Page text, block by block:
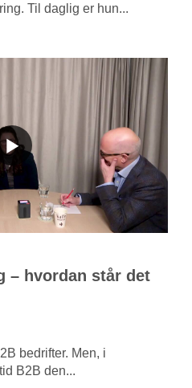
Til daglig er hun...
– hvordan står det
bedrifter. Men, i
B2B den...